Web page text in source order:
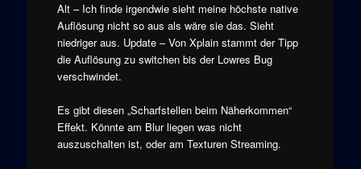
Alt – Ich finde irgendwie sieht meine höchste native
Auflösung nicht so aus als wäre sie das. Sieht
niedriger aus. Update – Von Xplain stammt der Tipp
die Auflösung zu switchen bis der Lowres Bug
verschwindet.
Es gibt diesen „Scharfstellen beim Näherkommen“
Effekt. Könnte am Blur liegen was nicht
auszuschalten ist, oder am Texturen Streaming.